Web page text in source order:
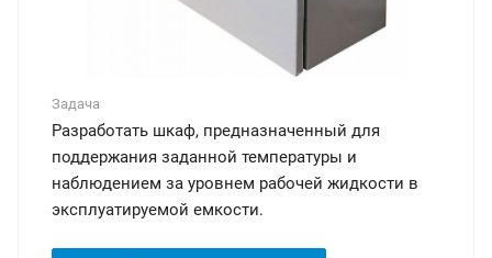
Задача
Разработать шкаф, предназначенный для
поддержания заданной температуры и
наблюдением за уровнем рабочей жидкости в
эксплуатируемой емкости.